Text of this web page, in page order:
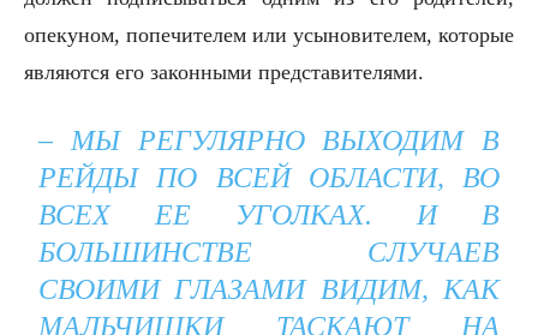
опекуном, попечителем или усыновителем, которые
являются его законными представителями.
– МЫ РЕГУЛЯРНО ВЫХОДИМ В
РЕЙДЫ ПО ВСЕЙ ОБЛАСТИ, ВО
ВСЕХ ЕЕ УГОЛКАХ. И В
БОЛЬШИНСТВЕ СЛУЧАЕВ
СВОИМИ ГЛАЗАМИ ВИДИМ, КАК
МАЛЬЧИШКИ ТАСКАЮТ НА